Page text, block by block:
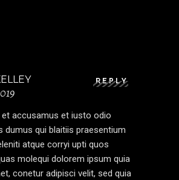
REPLY
accusamus et iusto odio
dumus qui blaitiis praesentium
atque corryi upti quos
molequi dolorem ipsum quia
conetur adipisci velit, sed quia